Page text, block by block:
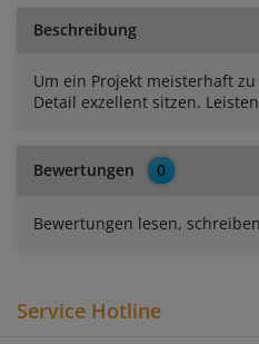
Beschreibung
Um ein Projekt meisterhaft
Detail exzellent sitzen.
Bewertungen 0
Bewertungen lesen,
Service Hotline